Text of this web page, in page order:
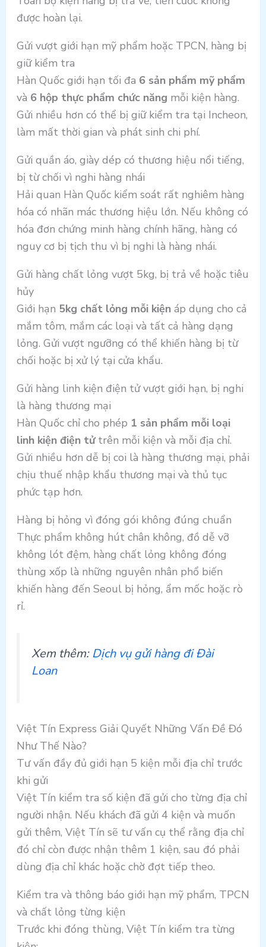
được hoàn lại.
Gửi vượt giới hạn mỹ phẩm hoặc TPCN, hàng bị
giữ kiểm tra
Hàn Quốc giới hạn tối đa 6 sản phẩm mỹ phẩm
và 6 hộp thực phẩm chức năng mỗi kiện hàng.
Gửi nhiều hơn có thể bị giữ kiểm tra tại Incheon,
làm mất thời gian và phát sinh chi phí.
Gửi quần áo, giày dép có thương hiệu nổi tiếng,
bị từ chối vì nghi hàng nhái
Hải quan Hàn Quốc kiểm soát rất nghiêm hàng
hóa có nhãn mác thương hiệu lớn. Nếu không có
hóa đơn chứng minh hàng chính hãng, hàng có
nguy cơ bị tịch thu vì bị nghi là hàng nhái.
Gửi hàng chất lỏng vượt 5kg, bị trả về hoặc tiêu
hủy
Giới hạn 5kg chất lỏng mỗi kiệnáp dụng cho cả
mắm tôm, mắm các loại và tất cả hàng dạng
lỏng. Gửi vượt ngưỡng có thể khiến hàng bị từ
chối hoặc bị xử lý tại cửa khẩu.
Gửi hàng linh kiện điện tử vượt giới hạn, bị nghi
là hàng thương mại
Hàn Quốc chỉ cho phép 1 sản phẩm mỗi loại
linh kiện điện tửtrên mỗi kiện và mỗi địa chỉ.
Gửi nhiều hơn dễ bị coi là hàng thương mại, phải
chịu thuế nhập khẩu thương mại và thủ tục
phức tạp hơn.
Hàng bị hỏng vì đóng gói không đúng chuẩn
Thực phẩm không hút chân không, đồ dễ vỡ
không lót đệm, hàng chất lỏng không đóng
thùng xốp là những nguyên nhân phổ biến
khiến hàng đến Seoul bị hỏng, ẩm mốc hoặc rò
rỉ.
Xem thêm:Dịch vụ gửi hàng đi Đài
Loan
Việt Tín Express Giải Quyết Những Vấn Đề Đó
Như Thế Nào?
Tư vấn đầy đủ giới hạn 5 kiện mỗi địa chỉ trước
khi gửi
Việt Tín kiểm tra số kiện đã gửi cho từng địa chỉ
người nhận. Nếu khách đã gửi 4 kiện và muốn
gửi thêm, Việt Tín sẽ tư vấn cụ thể rằng địa chỉ
đó chỉ còn được nhận thêm 1 kiện, sau đó phải
dùng địa chỉ khác hoặc chờ đợt tiếp theo.
Kiểm tra và thông báo giới hạn mỹ phẩm, TPCN
và chất lỏng từng kiện
Trước khi đóng thùng, Việt Tín kiểm tra từng